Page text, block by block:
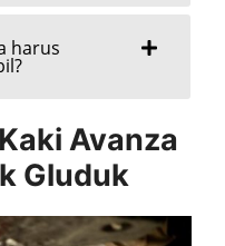
harus
Avanza
Gluduk